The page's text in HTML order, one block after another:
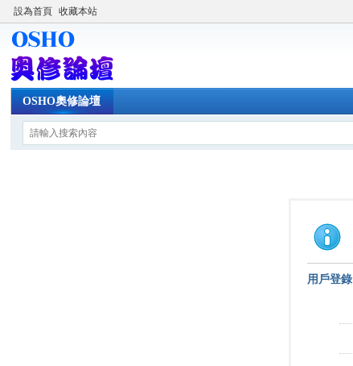
設為首頁 收藏本站
OSHO奧修論壇
用戶登錄